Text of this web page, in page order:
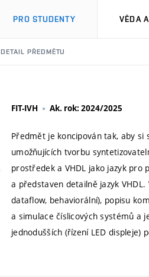
PRO STUDENTY VĚDA
DETAIL PŘEDMĚTU
FIT-IVH Ak. rok: 2024/2025
Předmět je koncipován tak, aby
umožňujících tvorbu
prostředek a VHDL jako jazyk pro
a představen detailně jazyk
dataflow, behaviorální), popisu
a simulace číslicových systémů a
jednodušších (řízení LED displeje)